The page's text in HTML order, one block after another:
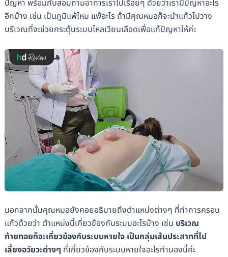
ปัญหา พร้อมกับสอบถามอาการเราไปเรื่อยๆ ด้วยว่าเรามีปัญหาอะไร
อีกบ้าง เช่น เป็นภูมิแพ้ไหม แพ้อะไร ถ้ามีคุณหมอก็จะนำแก้วไปวาง
บริเวณที่จะช่วยกระตุ้นระบบไหลเวียนเลือดเพื่อแก้ปัญหาให้ค่ะ
นอกจากนั้นคุณหมอยังคอยอธิบายถึงตำแหน่งต่างๆ ที่ทำการครอบ
แก้วด้วยว่า ตำแหน่งนี้เกี่ยวข้องกับระบบอะไรบ้าง เช่น บริเวณ
ท้ายทอยก็จะเกี่ยวข้องกับระบบหายใจ เป็นกลุ่มเส้นประสาทที่ไป
เลี้ยงอวัยวะต่างๆ ที่เกี่ยวข้องกับระบบหายใจอะไรทำนองนี้ค่ะ